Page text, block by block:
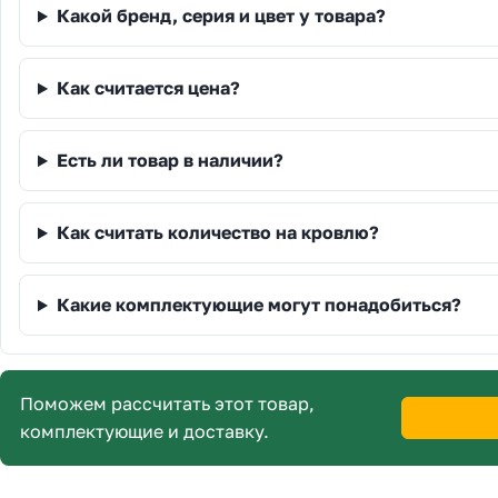
Какой бренд, серия и цвет у товара?
Как считается цена?
Есть ли товар в наличии?
Как считать количество на кровлю?
Какие комплектующие могут понадобиться?
Поможем рассчитать этот товар,
комплектующие и доставку.